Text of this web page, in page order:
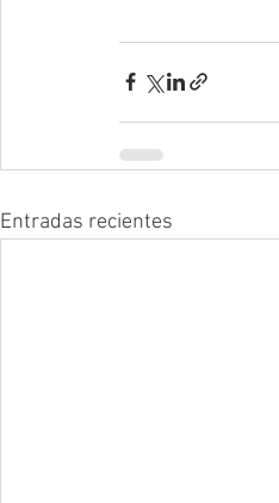
Entradas recientes